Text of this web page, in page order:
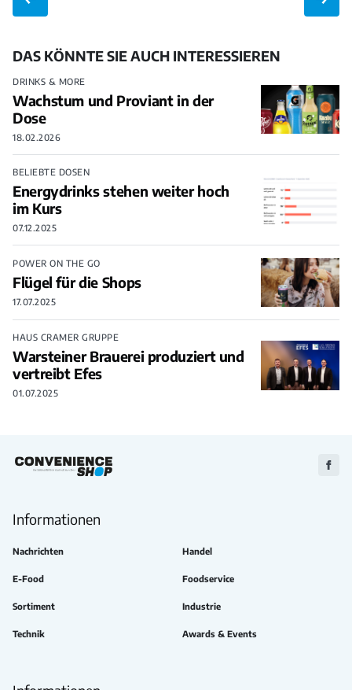
DAS KÖNNTE SIE AUCH INTERESSIEREN
DRINKS & MORE
Wachstum und Proviant in der
Dose
18.02.2026
BELIEBTE DOSEN
Energydrinks stehen weiter hoch
im Kurs
07.12.2025
POWER ON THE GO
Flügel für die Shops
17.07.2025
HAUS CRAMER GRUPPE
Warsteiner Brauerei produziert und
vertreibt Efes
01.07.2025
Zu
Informationen
Nachrichten Handel
E-Food Foodservice
Sortiment Industrie
Technik Awards & Events